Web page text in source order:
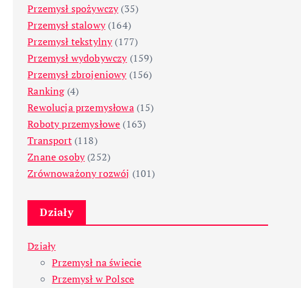
Przemysł spożywczy(35)
Przemysł stalowy(164)
Przemysł tekstylny(177)
Przemysł wydobywczy(159)
Przemysł zbrojeniowy(156)
Ranking(4)
Rewolucja przemysłowa(15)
Roboty przemysłowe (163)
Transport(118)
Znane osoby(252)
Zrównoważony rozwój (101)
Działy
Działy
Przemysł na świecie
Przemysł w Polsce